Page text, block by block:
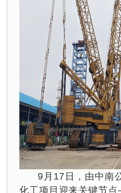
9月17日，由中南
化工项目迎来关键节